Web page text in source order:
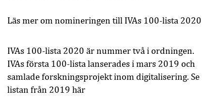
Läs mer om nomineringen till IVAs 100-lista 2020
IVAs 100-lista 2020 är nummer två i ordningen.
IVAs första 100-lista lanserades i mars 2019 och
samlade forskningsprojekt inom digitalisering. Se
listan från 2019 här